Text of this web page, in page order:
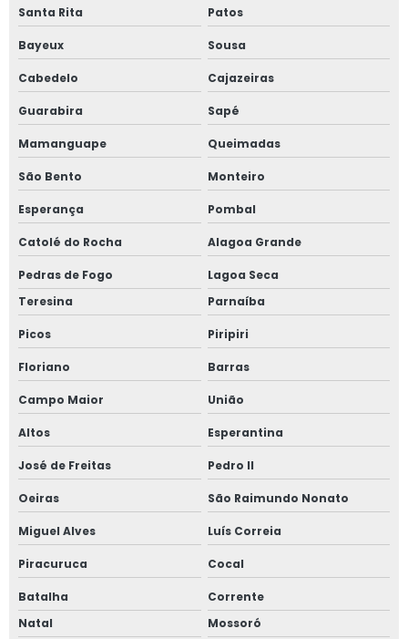
Santa Rita Patos
Bayeux Sousa
Cabedelo Cajazeiras
Guarabira Sapé
Mamanguape Queimadas
São Bento Monteiro
Esperança Pombal
Catolé do Rocha Alagoa Grande
Pedras de Fogo
Lagoa Seca
Teresina
Parnaíba
Picos Piripiri
Floriano Barras
Campo Maior União
Altos Esperantina
José de Freitas Pedro II
Oeiras São Raimundo Nonato
Miguel Alves Luís Correia
Piracuruca Cocal
Batalha
Corrente
Natal
Mossoró